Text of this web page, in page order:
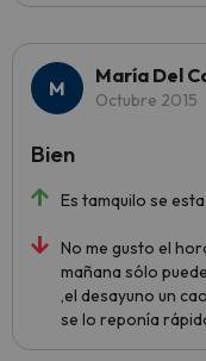
María Del
Octubre 2015
Es tamquilo se
No me gusto el
mañana sólo
,el desayuno un
se lo reponía
Bien